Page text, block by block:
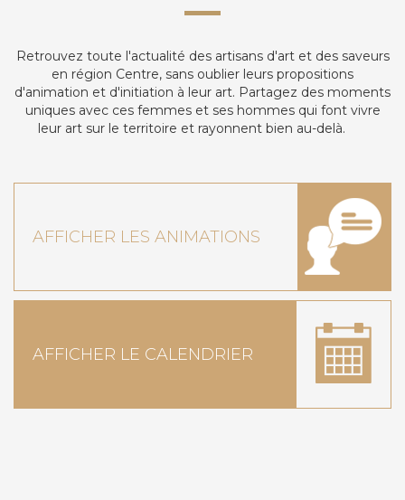
Retrouvez toute l'actualité des artisans d'art et des saveurs
en région Centre, sans oublier leurs propositions
d'animation et d'initiation à leur art. Partagez des moments
uniques avec ces femmes et ses hommes qui font vivre
leur art sur le territoire et rayonnent bien au-delà.
AFFICHER LES ANIMATIONS
AFFICHER LE CALENDRIER